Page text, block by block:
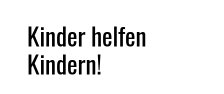
Kinder helfen
Kindern!